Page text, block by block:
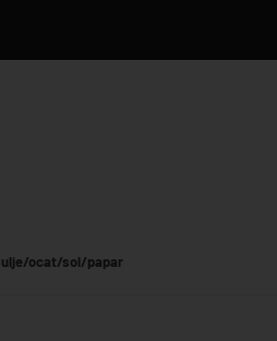
ulje/ocat/sol/papar